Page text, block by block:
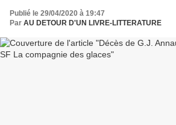
Publié le 29/04/2020 à 19:47
Par AU DETOUR D'UN LIVRE-LITTERATURE